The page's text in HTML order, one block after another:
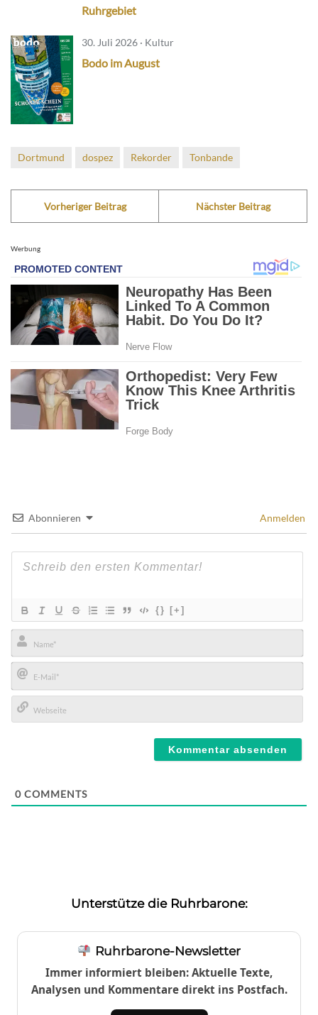
Ruhrgebiet
30. Juli 2026 · Kultur
Bodo im August
Dortmund dospez Rekorder Tonbande
Vorheriger Beitrag Nächster Beitrag
Werbung
Abonnieren Anmelden
{} [+]
Name*
E-
Mail*
0 COMMENTS
Unterstütze die Ruhrbarone:
Ruhrbarone-Newsletter
Immer informiert bleiben: Aktuelle Texte,
Analysen und Kommentare direkt ins Postfach.